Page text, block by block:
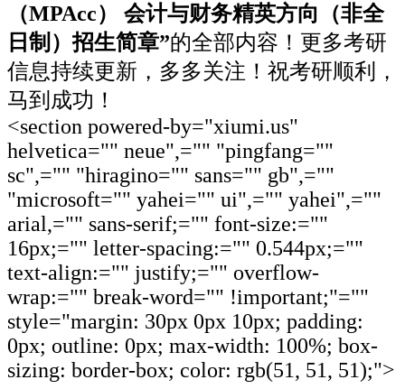
（MPAcc） 会计与财务精英方向（非全
日制）招生简章”的全部内容！更多考研
信息持续更新，多多关注！祝考研顺利，
马到成功！
<section powered-by="xiumi.us"
helvetica="" neue",="" "pingfang=""
sc",="" "hiragino="" sans="" gb",=""
"microsoft="" yahei="" ui",="" yahei",=""
arial,="" sans-serif;="" font-size:=""
16px;="" letter-spacing:="" 0.544px;=""
text-align:="" justify;="" overflow-
wrap:="" break-word="" !important;"=""
style="margin: 30px 0px 10px; padding:
0px; outline: 0px; max-width: 100%; box-
sizing: border-box; color: rgb(51, 51, 51);">